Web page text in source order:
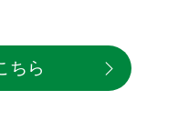
ちら